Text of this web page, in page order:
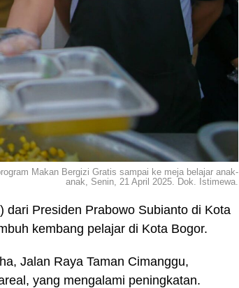
Makan Bergizi Gratis sampai ke meja belajar anak-
anak, Senin, 21 April 2025. Dok. Istimewa.
Presiden Prabowo Subianto di Kota
kembang pelajar di Kota Bogor.
Jalan Raya Taman Cimanggu,
yang mengalami peningkatan.